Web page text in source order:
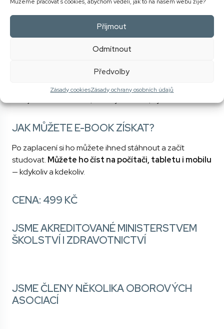
Příjmout
Odmítnout
Předvolby
Zásady cookiesZásady ochrany osobních údajů
pracovat s náročnější klientkou
nastavovat hranice
budovat dlouhodobý vztah a loajalitu
MARKETING A SOCIÁLNÍ SÍTĚ V ROCE
Sociální sítě dnes nejsou jen o hezkých fotkách. Klientky
JAK MŮŽETE E-BOOK ZÍSKAT?
Po zaplacení si ho můžete ihned stáhnout a začít
studovat. Můžete ho číst na počítači, tabletu i mobilu
— kdykoliv a kdekoliv.
CENA: 499 KČ
JSME AKREDITOVANÉ MINISTERSTVEM
ŠKOLSTVÍ I ZDRAVOTNICTVÍ
JSME ČLENY NĚKOLIKA OBOROVÝCH
ASOCIACÍ